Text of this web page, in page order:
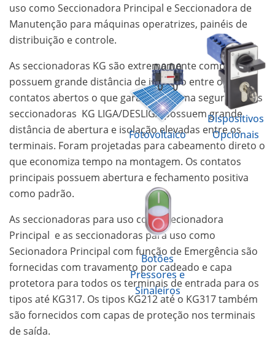
Fotovoltaico
Dispositivos
Opcionais
Botões
Pressores e
Sinaleiros
uso como Seccionadora Principal e Seccionadora de
Manutenção para máquinas operatrizes, painéis de
distribuição e controle.
As seccionadoras KG são extremamente compactas,
possuem grande distância de isolação entre os
contatos abertos o que garante máxima segurança. As
seccionadoras KG LIGA/DESLIGA possuem grande
distância de abertura e isolação elevadas entre os
terminais. Foram projetadas para cabeamento direto o
que economiza tempo na montagem. Os contatos
principais possuem abertura e fechamento positiva
como padrão.
As seccionadoras para uso como Secionadora
Principal e as seccionadoras para uso como
Secionadora Principal com função de Emergência são
fornecidas com travamento por cadeado e capa
protetora para todos os terminais de entrada para os
tipos até KG317. Os tipos KG212 até o KG317 também
são fornecidos com capas de proteção nos terminais
de saída.